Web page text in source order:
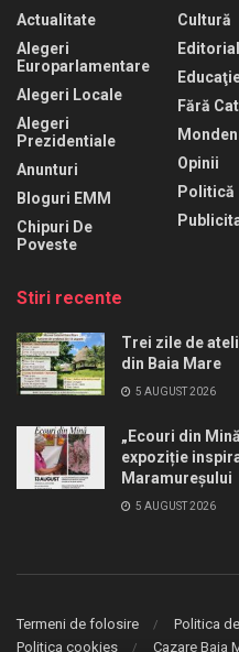
Actualitate
Alegeri
Europarlamentare
Alegeri Locale
Alegeri
Prezidentiale
Anunturi
Bloguri EMM
Chipuri De
Poveste
Cultură
Editorial
Fără
Monden
Opinii
Politică
Stiri recente
Trei zile de
din Baia Mare
5 AUGUST 2026
„Ecouri din
expoziție
Maramureșului
5 AUGUST 2026
Termeni de folosire
Politica
Politica cookies
Cazare Baia